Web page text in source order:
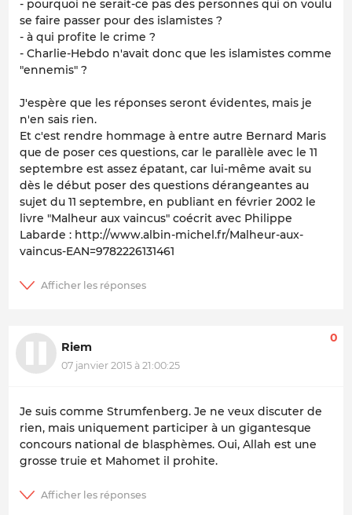
- pourquoi ne serait-ce pas des personnes qui on voulu
se faire passer pour des islamistes ?
- à qui profite le crime ?
- Charlie-Hebdo n'avait donc que les islamistes comme
"ennemis" ?
J'espère que les réponses seront évidentes, mais je
n'en sais rien.
Et c'est rendre hommage à entre autre Bernard Maris
que de poser ces questions, car le parallèle avec le 11
septembre est assez épatant, car lui-même avait su
dès le début poser des questions dérangeantes au
sujet du 11 septembre, en publiant en février 2002 le
livre "Malheur aux vaincus" coécrit avec Philippe
Labarde : http://www.albin-michel.fr/Malheur-aux-
vaincus-EAN=9782226131461
Riem
07 janvier 2015 à 21:00:25
0
Je suis comme Strumfenberg. Je ne veux discuter de
rien, mais uniquement participer à un gigantesque
concours national de blasphèmes. Oui, Allah est une
grosse truie et Mahomet il prohite.